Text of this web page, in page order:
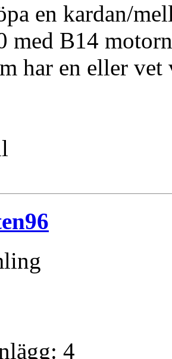
en kardan/
med B14
har en eller
4